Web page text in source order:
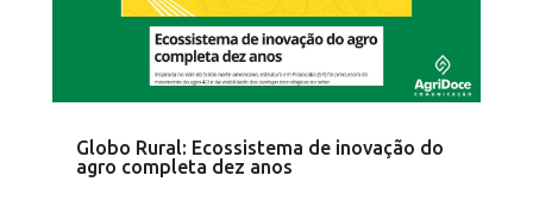
Globo Rural: Ecossistema de inovação do
agro completa dez anos